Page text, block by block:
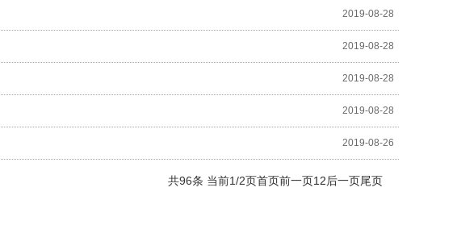
2019-08-28
2019-08-28
2019-08-28
2019-08-28
2019-08-26
共96条 当前1/2页首页前一页1 2后一页尾页